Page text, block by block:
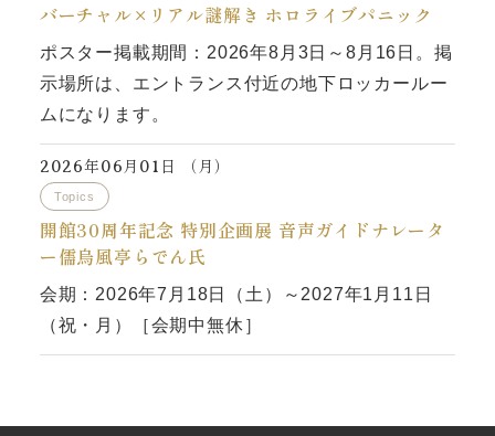
バーチャル×リアル謎解き ホロライブパニック
ポスター掲載期間：2026年8月3日～8月16日。掲
示場所は、エントランス付近の地下ロッカールー
ムになります。
2026年06月 01 日 （月）
Topics
開館30周年記念 特別企画展 音声ガイドナレータ
ー儒烏風亭らでん氏
会期：2026年7月18日（土）～2027年1月11日
（祝・月）［会期中無休］